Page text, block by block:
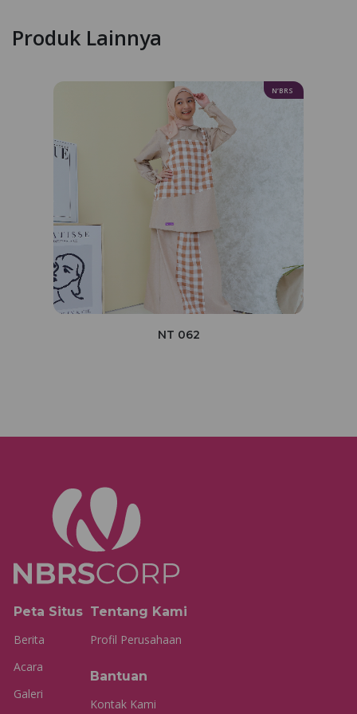
Produk Lainnya
N’BRS
NT 062
Peta Situs
Berita
Acara
Galeri
Tentang Kami
Profil Perusahaan
Bantuan
Kontak Kami